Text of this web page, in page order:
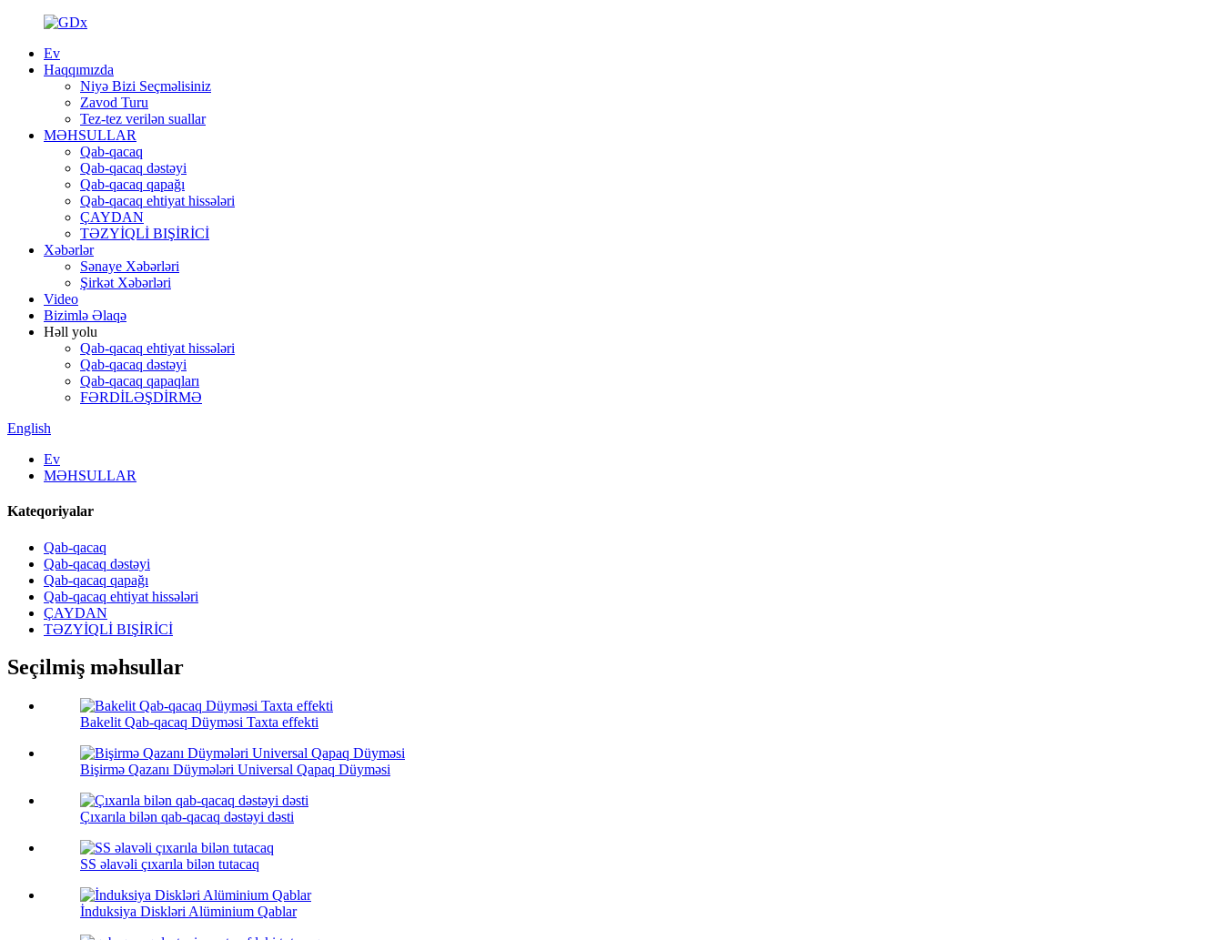
Ev
Haqqımızda
Niyə Bizi Seçməlisiniz
Zavod Turu
Tez-tez verilən suallar
MƏHSULLAR
Qab-qacaq
Qab-qacaq dəstəyi
Qab-qacaq qapağı
Qab-qacaq ehtiyat hissələri
ÇAYDAN
TƏZYİQLİ BIŞİRİCİ
Xəbərlər
Sənaye Xəbərləri
Şirkət Xəbərləri
Video
Bizimlə Əlaqə
Həll yolu
Qab-qacaq ehtiyat hissələri
Qab-qacaq dəstəyi
Qab-qacaq qapaqları
FƏRDİLƏŞDİRMƏ
English
Ev
MƏHSULLAR
Kateqoriyalar
Qab-qacaq
Qab-qacaq dəstəyi
Qab-qacaq qapağı
Qab-qacaq ehtiyat hissələri
ÇAYDAN
TƏZYİQLİ BIŞİRİCİ
Seçilmiş məhsullar
Bakelit Qab-qacaq Düyməsi Taxta effekti
Bişirmə Qazanı Düymələri Universal Qapaq Düyməsi
Çıxarıla bilən qab-qacaq dəstəyi dəsti
SS əlavəli çıxarıla bilən tutacaq
İnduksiya Diskləri Alüminium Qablar